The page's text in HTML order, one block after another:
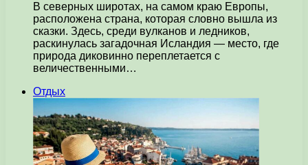
В северных широтах, на самом краю Европы,
расположена страна, которая словно вышла из
сказки. Здесь, среди вулканов и ледников,
раскинулась загадочная Исландия — место, где
природа диковинно переплетается с
величественными…
Отдых